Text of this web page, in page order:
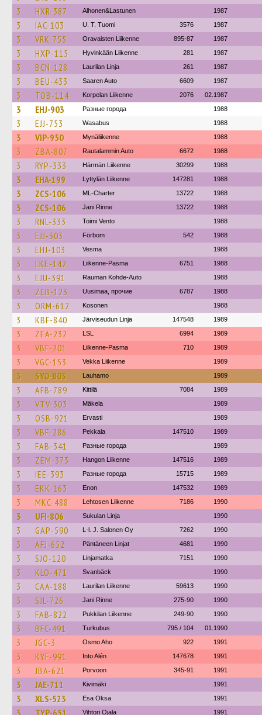
3
HXR-387 Alhonen&Lastunen 1987
3 IAC-103 U. T. Tuomi 3576 1987
3 VRK-755 Oravaisten Liikenne 895-87 1987
3 HXP-115 Hyvinkään Liikenne 281 1987
3 BCN-128 Laurilan Linja 261 1987
3 BEU-433 Saaren Auto 6609 1987
3 TOB-114 Korpelan Liikenne 2076 02.1987
3 EHJ-903 Разные города 1988
3 EJJ-753 Wasabus 1988
3 VIP-950 Mynäliikenne 1988
3 ZBA-807 Rautalammin Auto 6672 1988
3 RYP-333 Härmän Liikenne 30299 1988
3 EHA-199 Lyttylän Liikenne 147281 1988
3 ZCS-106 ML-Charter 13722 1988
3 ZCS-106 Jani Rinne 13722 1988
3 RNL-333 Toimi Vento 1988
3 EJJ-303 Förbom 542 1988
3 EHJ-103 Vesma 1988
3 LKE-142 Liikenne-Pasma 6751 1988
3 EJU-391 Rauman Kohde-Auto 1988
3 ZCB-123 Uusimaa, прочие 6787 1988
3 ORM-612 Kosonen 1988
3 KBF-840 Järviseudun Linja 147548 1989
3 ZEA-232 LSL 6994 1989
3 VBF-201 Liikenne-Pasma 710 1989
3 VGC-153 Vekka Liikenne 1989
3 SYO-803 Lauhamo 1989
3 AFB-789 Kittilä 7084 1989
3 VTV-303 Mäkela 1989
3 OSB-921 Ervasti 1989
3 VBF-286 Pekkala 147510 1989
3 FAB-341 Разные города 1989
3 ZEM-373 Hangon Liikenne 147516 1989
3 IEE-393 Разные города 15715 1989
3 EKK-163 Enon 147532 1989
3 MKC-488 Lehtosen Liikenne 7186 1990
3 UFI-806 Sukulan Linja 1990
3 GAP-590 L-l. J. Salonen Oy 7262 1990
3 AFJ-652 Päntäneen Linjat 4681 1990
3 SJO-120 Linjamatka 7151 1990
3 KLO-471 Svanbäck 1990
3 CAA-188 Laurilan Liikenne 59613 1990
3 SJL-726 Jani Rinne 275-90 1990
3 FAB-822 Pukkilan Liikenne 249-90 1990
3 BFC-491 Turkubus 795 / 104 01.1990
3 JGC-3 Osmo Aho 922 1991
3 KYF-991 Into Alén 147678 1991
3 JBA-621 Porvoon 345-91 1991
3 JAE-711 Kivimäki 1991
3 XLS-523 Esa Oksa 1991
3 TYP-651 Vihtori Ojala 1991